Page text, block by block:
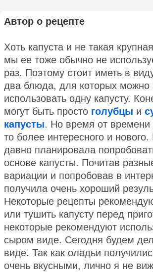
Автор о рецепте
Хоть капуста и не такая
мы ее тоже обычно не
раз. Поэтому стоит иметь в
два блюда, для которых
использовать одну капусту.
могут быть просто голубцы и
капусты. Но время от времени
то более интересного и
давно планировала
основе капусты. Почитав
вариации и попробовав в
получила очень хороший
Некоторые рецепты
или тушить капусту перед
некоторые рекомендуют
сыром виде. Сегодня будем
виде. Так как оладьи
очень вкусными, лично я не